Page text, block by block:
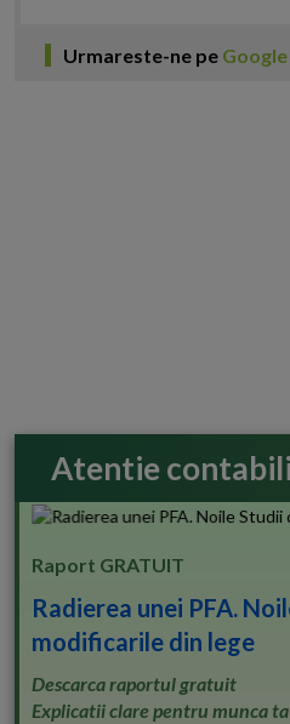
Urmareste-ne pe
Atentie
Raport GRATUIT
Radierea unei PFA.
modificarile din lege
Descarca raportul gratuit
Explicatii clare pentru munca